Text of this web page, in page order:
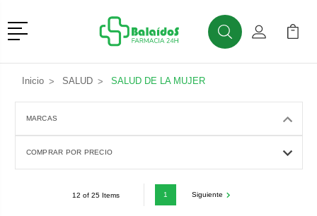
Menú
BuscarMi Cuenta
Mi
Inicio SALUD SALUD DE LA MUJER
MARCAS
COMPRAR POR PRECIO
12 of 25 Items 1 Siguiente